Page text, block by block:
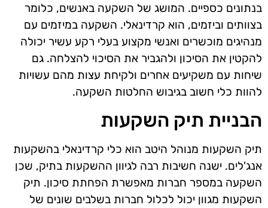
בנתונים כספיים. המושג של השקעה באנשים, כלומר
בצוותים וביזמים, הוא קרדינאלי. השקעה במיזמים עם
מנהיגים מוכשרים ואנשי מקצוע בעלי רקע עשיר יכולה
להקטין את הסיכון ולהגביר את הסיכוי להצלחה. גם
שיחות עם משקיעים אחרים ולקיחת עצות מהם עשויות
להוות כלי חשוב בגיבוש החלטות השקעה.
הבניית תיק השקעות
תיק השקעות מנוהל היטב הוא כלי קרדינאלי בהשקעות
אנג'לים. ישנה חשיבות רבה לגיוון ההשקעות בתיק, שכן
השקעה במספר חברות מאפשרת הפחתת סיכון. תיק
השקעות מגוון יכול לכלול חברות בשלבים שונים של